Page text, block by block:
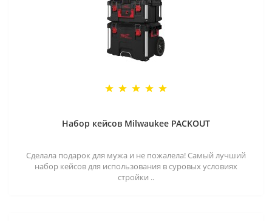
Набор кейсов Milwaukee PACKOUT
Сделала подарок для мужа и не пожалела! Самый лучший
набор кейсов для использования в суровых условиях
стройки ..